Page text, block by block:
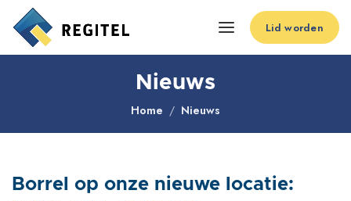
Lid worden
Nieuws
Home Nieuws
Borrel op onze nieuwe locatie: